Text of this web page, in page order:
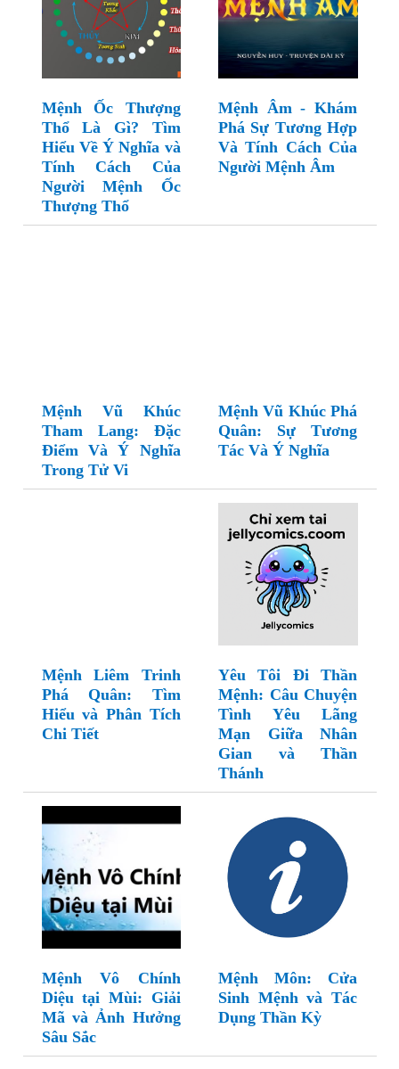
Mệnh Ốc Thượng
Thổ Là Gì? Tìm
Hiểu Về Ý Nghĩa và
Tính Cách Của
Người Mệnh Ốc
Thượng Thổ
Mệnh Âm - Khám
Phá Sự Tương Hợp
Và Tính Cách Của
Người Mệnh Âm
Mệnh Vũ Khúc
Tham Lang: Đặc
Điểm Và Ý Nghĩa
Trong Tử Vi
Mệnh Vũ Khúc Phá
Quân: Sự Tương
Tác Và Ý Nghĩa
Mệnh Liêm Trinh
Phá Quân: Tìm
Hiểu và Phân Tích
Chi Tiết
Yêu Tôi Đi Thần
Mệnh: Câu Chuyện
Tình Yêu Lãng
Mạn Giữa Nhân
Gian và Thần
Thánh
Mệnh Vô Chính
Diệu tại Mùi: Giải
Mã và Ảnh Hưởng
Sâu Sắc
Mệnh Môn: Cửa
Sinh Mệnh và Tác
Dụng Thần Kỳ